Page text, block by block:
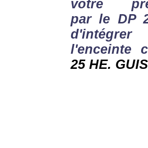
votre
par le DP
d'intégrer
l'enceinte
25 HE.